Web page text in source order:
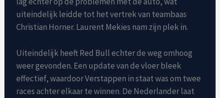
uiteindelijk leidde tot het vertrek van teambaas
Christian Horner. Laurent Mekies nam zijn plek in.
Uiteindelijk heeft Red Bull echter de weg omhoog
weer gevonden. Een update van de vloer bleek
effectief, waardoor Verstappen in staat was om twee
races achter elkaar te winnen. De Nederlander laat